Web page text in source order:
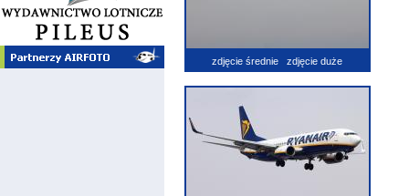
zdjęcie średnie zdjęcie duże